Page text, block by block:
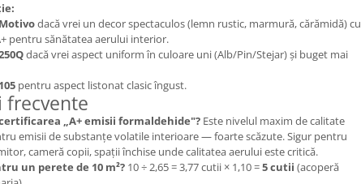
dacă vrei un decor spectaculos (lemn rustic, marmură, cărămidă) cu
pentru sănătatea aerului interior.
dacă vrei aspect uniform în culoare uni (Alb/Pin/Stejar) și buget mai
pentru aspect listonat clasic îngust.
„A+ emisii formaldehide"? Este nivelul maxim de calitate
emisii de substanțe volatile interioare — foarte scăzute. Sigur pentru
cameră copii, spații închise unde calitatea aerului este critică.
un perete de 10 m²? 10 ÷ 2,65 = 3,77 cutii × 1,10 =5 cutii (acoperă